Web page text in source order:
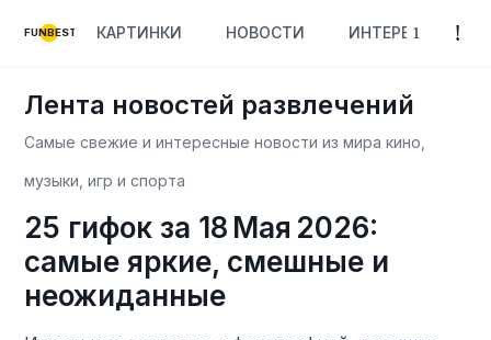
FUNBEST КАРТИНКИ НОВОСТИ ИНТЕРЕСНОЕ
Лента новостей развлечений
Самые свежие и интересные новости из мира кино,
музыки, игр и спорта
25 гифок за 18 Мая 2026:
самые яркие, смешные и
неожиданные